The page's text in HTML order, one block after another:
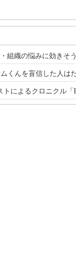
組織の悩みに効きそ
くんを盲信した人は
によるクロニクル「